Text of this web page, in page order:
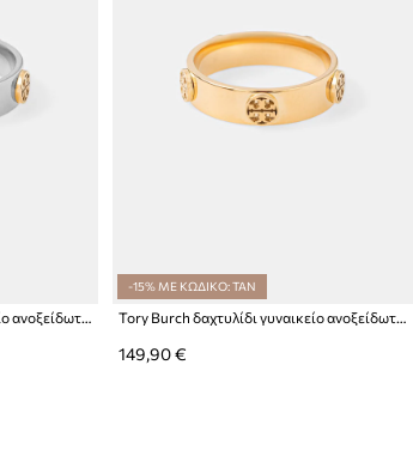
Tory Burch δαχτυλίδι γυναικείο ανοξείδωτο ατσάλι Icon
-15% ΜΕ ΚΩΔΙΚΟ: TAN
Tory Burch δαχτυλίδι γυναικείο ανοξείδωτο ατσάλι Icon
149,90 €